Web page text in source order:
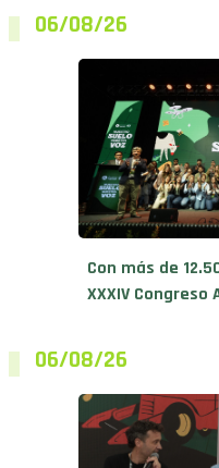
06/08/26
Con más de
XXXIV Congreso
06/08/26